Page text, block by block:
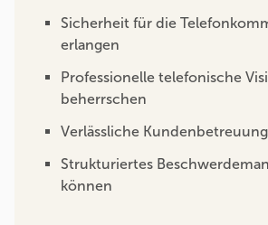
Sicherheit für die
erlangen
Professionelle telefonische
beherrschen
Verlässliche
Strukturiertes
können